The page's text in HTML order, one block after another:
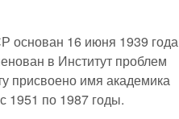
основан 16 июня 1939 года
в Институт проблем
присвоено имя академика
1951 по 1987 годы.